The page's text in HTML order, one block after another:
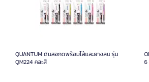
QUANTUM ดินสอกดพร้อมไส้และยางลบ รุ่น
QM224 คละสี
6